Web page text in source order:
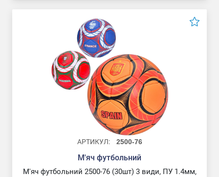
АРТИКУЛ: 2500-76
М'яч футбольний
М'яч футбольний 2500-76 (30шт) 3 види, ПУ 1.4мм,